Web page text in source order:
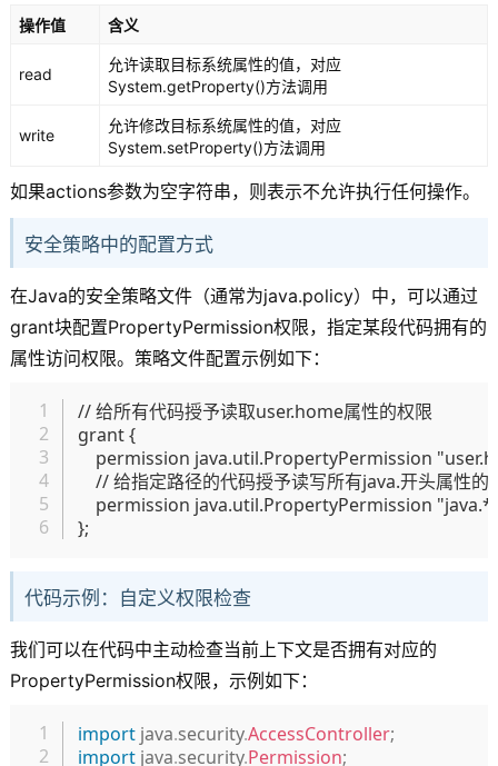
操作值 含义
read
允许读取目标系统属性的值，对应
System.getProperty()方法调用
write
允许修改目标系统属性的值，对应
System.setProperty()方法调用
如果actions参数为空字符串，则表示不允许执行任何操作。
安全策略中的配置方式
在Java的安全策略文件（通常为java.policy）中，可以通过
grant块配置PropertyPermission权限，指定某段代码拥有的
属性访问权限。策略文件配置示例如下：
// 给所有代码授予读取user.home属性的权限
grant {
permission java.util.PropertyPermission
// 给指定路径的代码授予读写所有java.开头属性的
permission java.util.PropertyPermission
代码示例：自定义权限检查
我们可以在代码中主动检查当前上下文是否拥有对应的
PropertyPermission权限，示例如下：
import java.security.AccessController;
import java.security.Permission;